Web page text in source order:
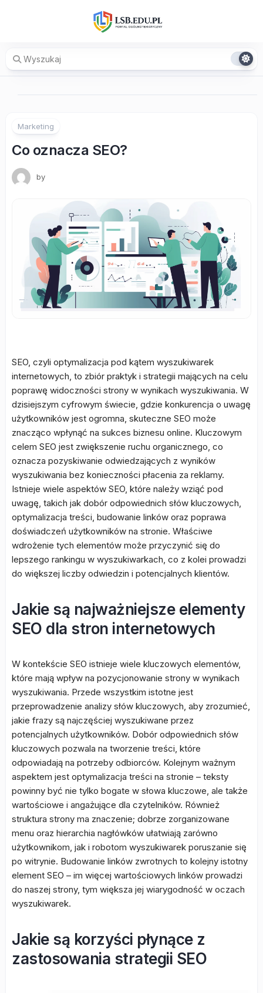
Marketing
Co oznacza SEO?
by
SEO, czyli optymalizacja pod kątem wyszukiwarek
internetowych, to zbiór praktyk i strategii mających na celu
poprawę widoczności strony w wynikach wyszukiwania. W
dzisiejszym cyfrowym świecie, gdzie konkurencja o uwagę
użytkowników jest ogromna, skuteczne SEO może
znacząco wpłynąć na sukces biznesu online. Kluczowym
celem SEO jest zwiększenie ruchu organicznego, co
oznacza pozyskiwanie odwiedzających z wyników
wyszukiwania bez konieczności płacenia za reklamy.
Istnieje wiele aspektów SEO, które należy wziąć pod
uwagę, takich jak dobór odpowiednich słów kluczowych,
optymalizacja treści, budowanie linków oraz poprawa
doświadczeń użytkowników na stronie. Właściwe
wdrożenie tych elementów może przyczynić się do
lepszego rankingu w wyszukiwarkach, co z kolei prowadzi
do większej liczby odwiedzin i potencjalnych klientów.
Jakie są najważniejsze elementy
SEO dla stron internetowych
W kontekście SEO istnieje wiele kluczowych elementów,
które mają wpływ na pozycjonowanie strony w wynikach
wyszukiwania. Przede wszystkim istotne jest
przeprowadzenie analizy słów kluczowych, aby zrozumieć,
jakie frazy są najczęściej wyszukiwane przez
potencjalnych użytkowników. Dobór odpowiednich słów
kluczowych pozwala na tworzenie treści, które
odpowiadają na potrzeby odbiorców. Kolejnym ważnym
aspektem jest optymalizacja treści na stronie – teksty
powinny być nie tylko bogate w słowa kluczowe, ale także
wartościowe i angażujące dla czytelników. Również
struktura strony ma znaczenie; dobrze zorganizowane
menu oraz hierarchia nagłówków ułatwiają zarówno
użytkownikom, jak i robotom wyszukiwarek poruszanie się
po witrynie. Budowanie linków zwrotnych to kolejny istotny
element SEO – im więcej wartościowych linków prowadzi
do naszej strony, tym większa jej wiarygodność w oczach
wyszukiwarek.
Jakie są korzyści płynące z
zastosowania strategii SEO